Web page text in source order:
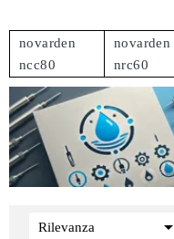
novarden
ncc80
novarden
nrc60
Rilevanza 